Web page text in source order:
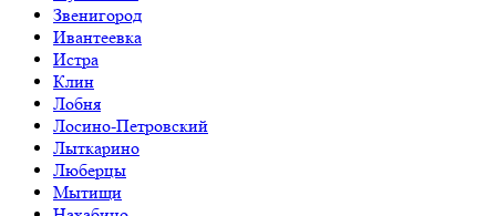
Звенигород
Ивантеевка
Истра
Клин
Лобня
Лосино-Петровский
Лыткарино
Люберцы
Мытищи